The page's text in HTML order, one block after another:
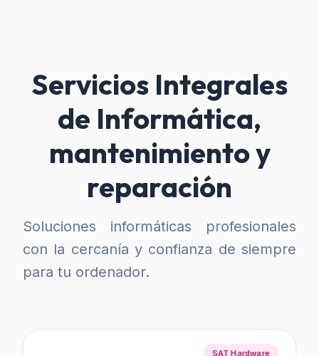
Servicios Integrales
de Informática,
mantenimiento y
reparación
Soluciones informáticas profesionales
con la cercanía y confianza de siempre
para tu ordenador.
SAT Hardware